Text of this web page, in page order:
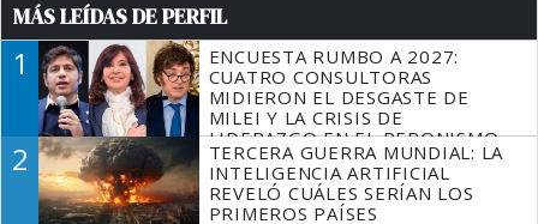
MÁS LEÍDAS DE PERFIL
1
ENCUESTA RUMBO A 2027:
CUATRO CONSULTORAS
MIDIERON EL DESGASTE DE
MILEI Y LA CRISIS DE
LIDERAZGO EN EL PERONISMO
2
TERCERA GUERRA MUNDIAL: LA
INTELIGENCIA ARTIFICIAL
REVELÓ CUÁLES SERÍAN LOS
PRIMEROS PAÍSES